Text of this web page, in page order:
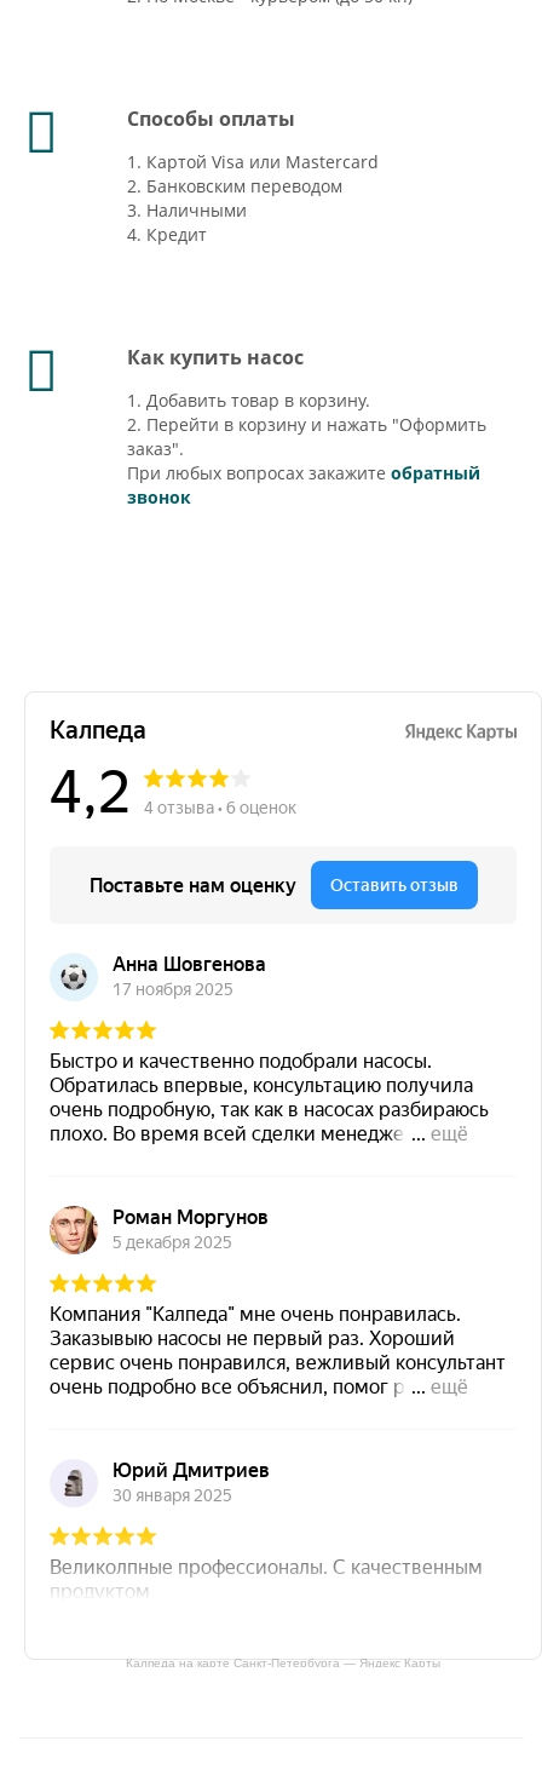
Способы оплаты
1. Картой Visa или Mastercard
2. Банковским переводом
3. Наличными
4. Кредит
Как купить насос
1. Добавить товар в корзину.
2. Перейти в корзину и нажать "Оформить
заказ".
При любых вопросах закажите обратный
звонок
Калпеда на карте Санкт‑Петербурга — Яндекс Карты